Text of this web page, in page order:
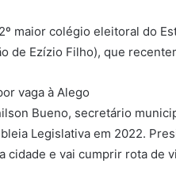
maior colégio eleitoral do
de Ezízio Filho), que
vaga à Alego
Bueno, secretário
Legislativa em 2022.
cidade e vai cumprir rota de